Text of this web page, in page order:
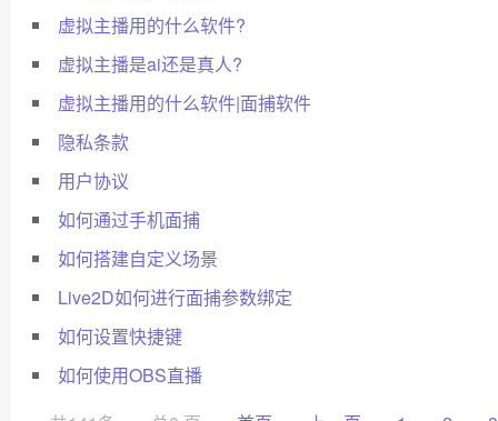
虚拟主播用的什么软件?
虚拟主播是ai还是真人?
虚拟主播用的什么软件|面捕软件
隐私条款
用户协议
如何通过手机面捕
如何搭建自定义场景
Live2D如何进行面捕参数绑定
如何设置快捷键
如何使用OBS直播